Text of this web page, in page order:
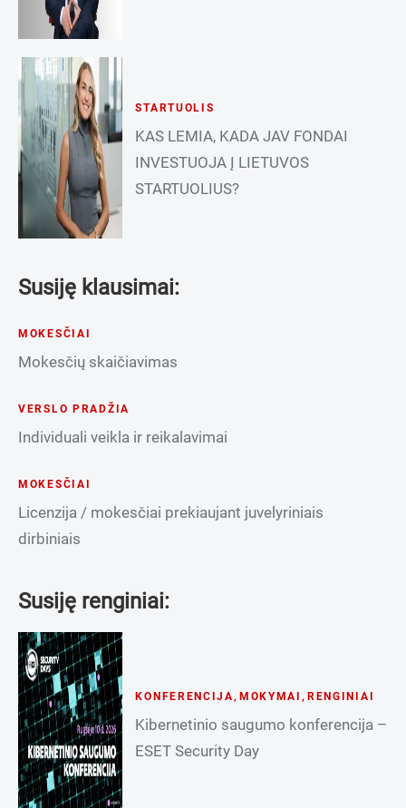
STARTUOLIS
KAS LEMIA, KADA JAV FONDAI
INVESTUOJA Į LIETUVOS
STARTUOLIUS?
Susiję klausimai:
MOKESČIAI
Mokesčių skaičiavimas
VERSLO PRADŽIA
Individuali veikla ir reikalavimai
MOKESČIAI
Licenzija / mokesčiai prekiaujant juvelyriniais
dirbiniais
Susiję renginiai:
KONFERENCIJA , MOKYMAI , RENGINIAI
Kibernetinio saugumo konferencija –
ESET Security Day